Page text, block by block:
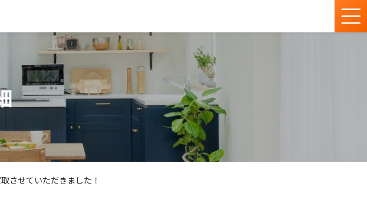
させていただきました！